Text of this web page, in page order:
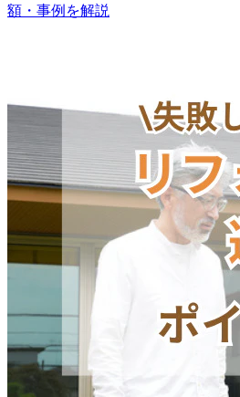
額・事例を解説